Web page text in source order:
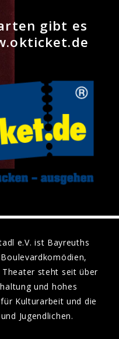
gibt es
e.V. ist Bayreuths
Theater steht seit über
und hohes
Kulturarbeit und die
Jugendlichen.